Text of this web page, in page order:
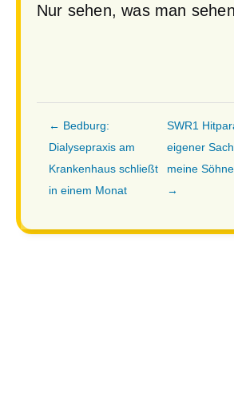
Nur sehen, was man
← Bedburg:
Dialysepraxis am
Krankenhaus schließt
in einem Monat
SWR1
eigener
meine
→